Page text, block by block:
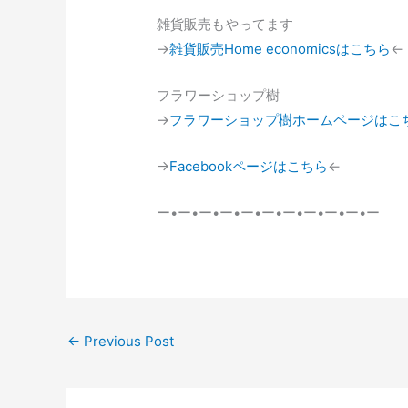
雑貨販売もやってます
→雑貨販売Home economicsはこちら←
フラワーショップ樹
→フラワーショップ樹ホームページはこ
→Facebookページはこちら←
ー•ー•ー•ー•ー•ー•ー•ー•ー•ー•ー
← Previous Post